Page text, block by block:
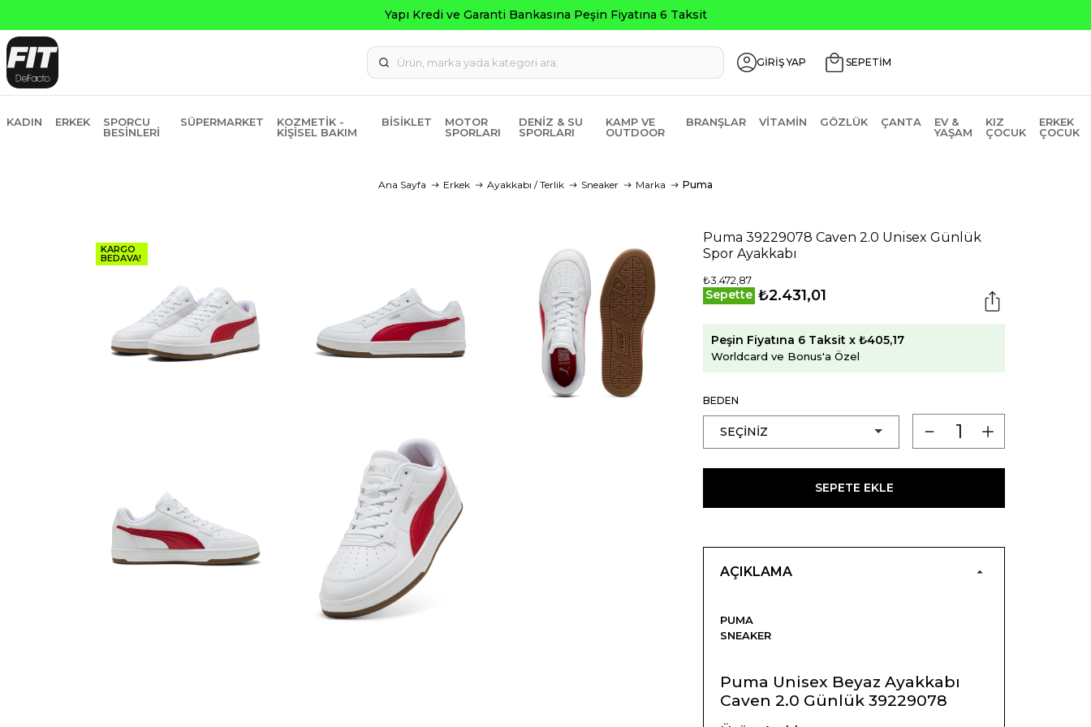
Seçili Ürünlerde ₺2000 Üzeri ₺200 İndirim Kodu: AGUSTOS200
GİRİŞ YAP SEPETİM
KADIN ERKEK
SPORCU
BESINLERI
SÜPERMARKET
KOZMETIK -
KIŞISEL BAKIM
BISIKLET
MOTOR
SPORLARI
DENIZ & SU
SPORLARI
KAMP VE
OUTDOOR
BRANŞLAR VITAMIN GÖZLÜK ÇANTA
EV &
YAŞAM
KIZ
ÇOCUK
ERKEK
ÇOCUK
Ana Sayfa Erkek Ayakkabı / Terlik Sneaker Marka Puma
KARGO
BEDAVA!
Puma 39229078 Caven 2.0 Unisex Günlük
Spor Ayakkabı
₺3.472,87
Sepette ₺2.431,01
Peşin Fiyatına 6 Taksit x ₺405,17
Worldcard ve Bonus'a Özel
BEDEN
SEPETE EKLE
AÇIKLAMA
PUMA
SNEAKER
Puma Unisex Beyaz Ayakkabı
Caven 2.0 Günlük 39229078